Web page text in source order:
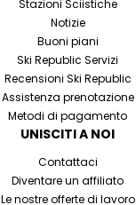
Stazioni Sciistiche
Notizie
Buoni piani
Ski Republic Servizi
Recensioni Ski Republic
Assistenza prenotazione
Metodi di pagamento
UNISCITI A NOI
Contattaci
Diventare un affiliato
Le nostre offerte di lavoro